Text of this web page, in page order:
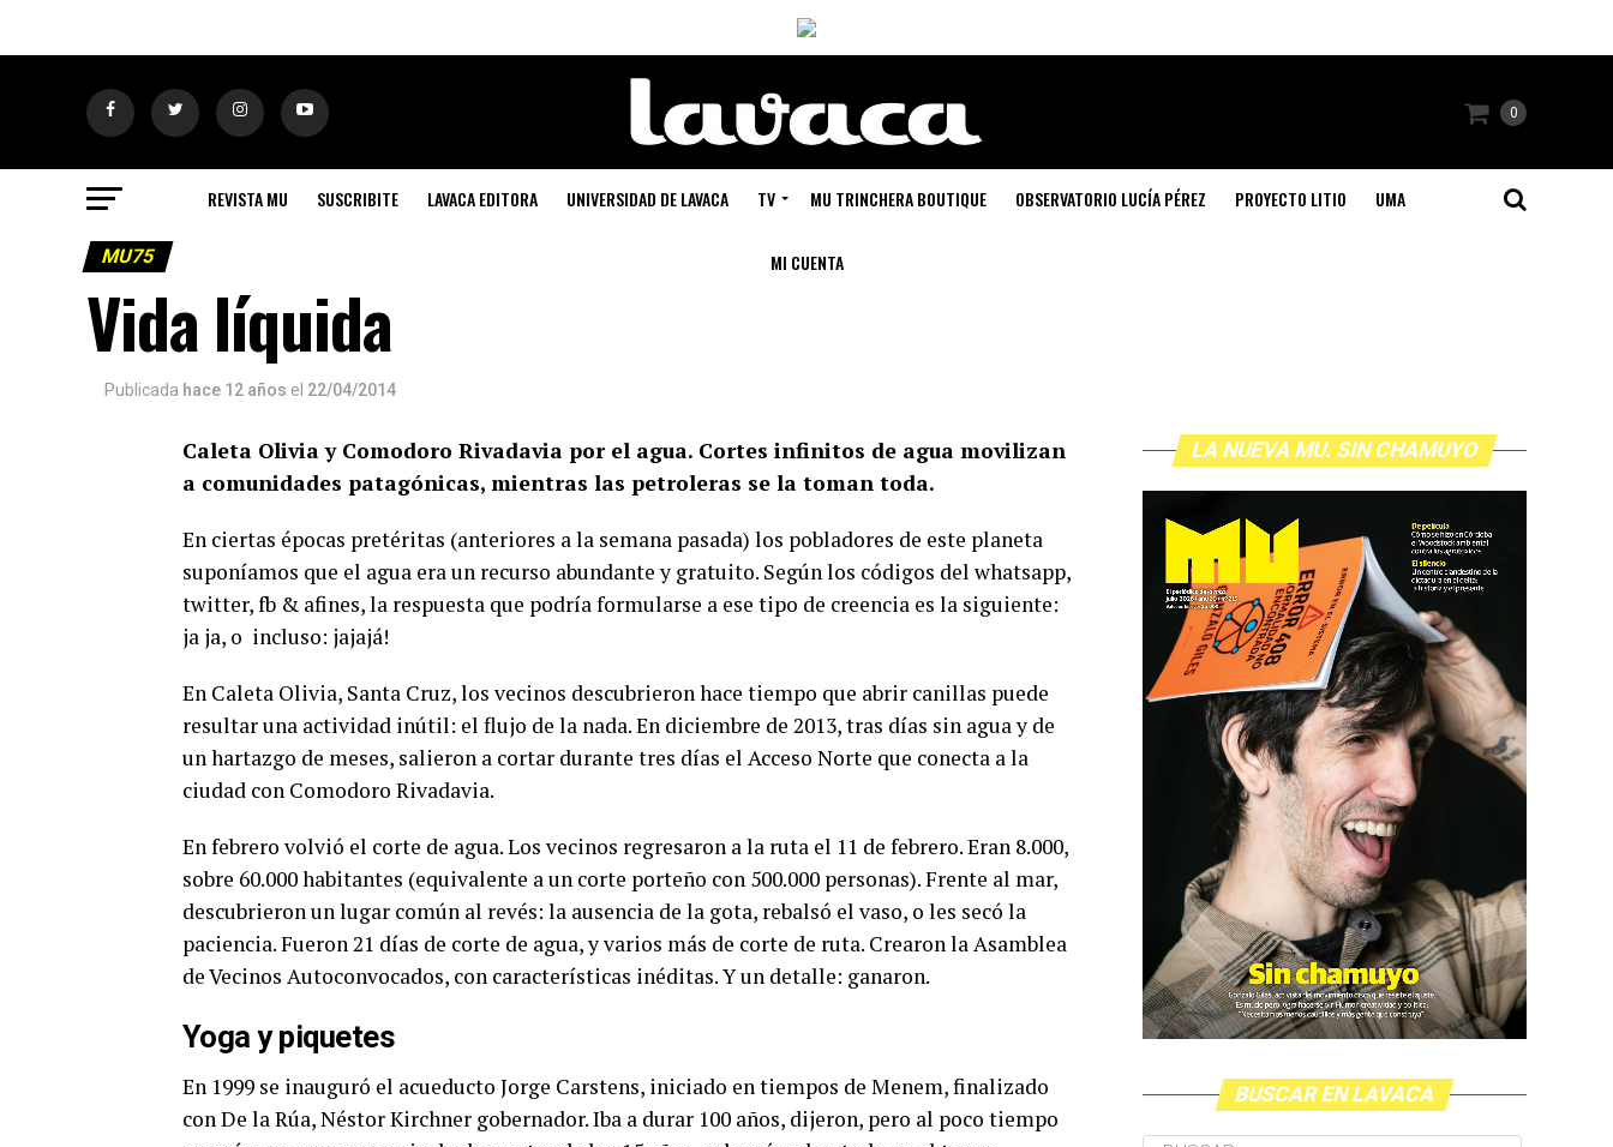
0
REVISTA MU SUSCRIBITE LAVACA EDITORA UNIVERSIDAD DE LAVACA TV MU TRINCHERA BOUTIQUE OBSERVATORIO LUCÍA PÉREZ PROYECTO LITIO UMA
MI CUENTA
MU75
Vida líquida
Publicada hace 12 años el 22/04/2014
Caleta Olivia y Comodoro Rivadavia por el agua. Cortes infinitos de agua movilizan
a comunidades patagónicas, mientras las petroleras se la toman toda.
En ciertas épocas pretéritas (anteriores a la semana pasada) los pobladores de este planeta
suponíamos que el agua era un recurso abundante y gratuito. Según los códigos del whatsapp,
twitter, fb & afines, la respuesta que podría formularse a ese tipo de creencia es la siguiente:
ja ja, o incluso: jajajá!
En Caleta Olivia, Santa Cruz, los vecinos descubrieron hace tiempo que abrir canillas puede
resultar una actividad inútil: el flujo de la nada. En diciembre de 2013, tras días sin agua y de
un hartazgo de meses, salieron a cortar durante tres días el Acceso Norte que conecta a la
ciudad con Comodoro Rivadavia.
En febrero volvió el corte de agua. Los vecinos regresaron a la ruta el 11 de febrero. Eran 8.000,
sobre 60.000 habitantes (equivalente a un corte porteño con 500.000 personas). Frente al mar,
descubrieron un lugar común al revés: la ausencia de la gota, rebalsó el vaso, o les secó la
paciencia.Fueron 21 días de corte de agua, y varios más de corte de ruta. Crearon la Asamblea
de Vecinos Autoconvocados, con características inéditas. Y un detalle: ganaron.
Yoga y piquetes
En 1999 se inauguró el acueducto Jorge Carstens, iniciado en tiempos de Menem, finalizado
con De la Rúa, Néstor Kirchner gobernador. Iba a durar 100 años, dijeron, pero al poco tiempo
LA NUEVA MU. SIN CHAMUYO
BUSCAR EN LAVACA